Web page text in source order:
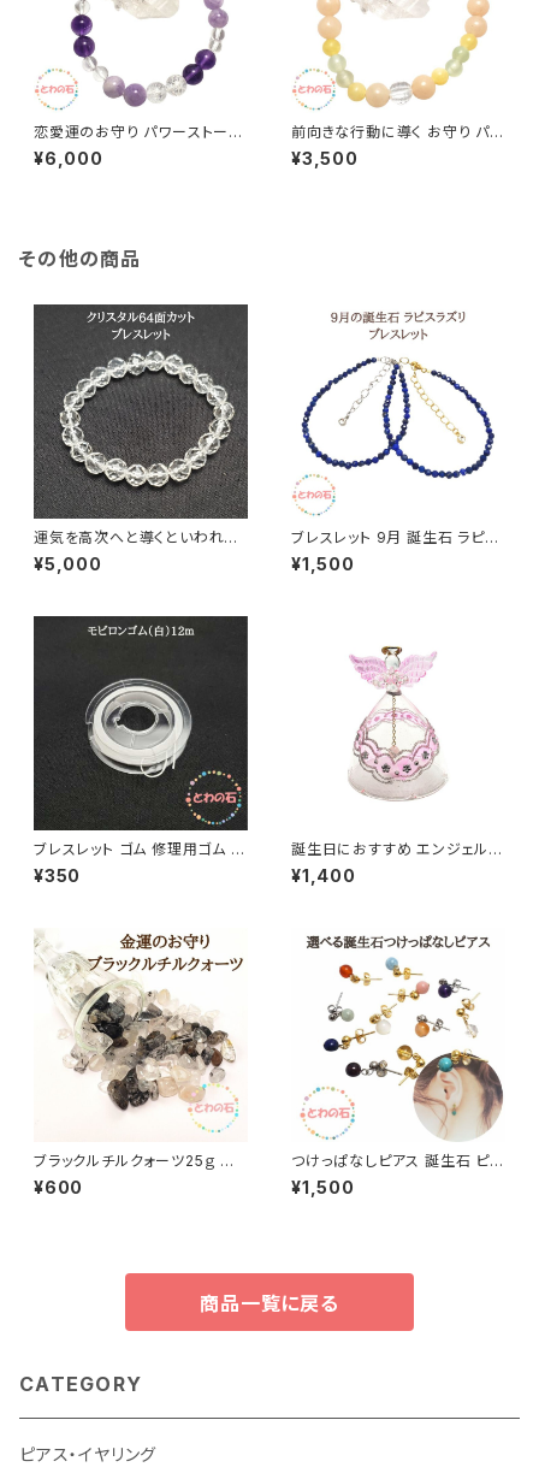
恋愛運のお守り パワーストーン
ブレスレット ムーンストーン ロ
ーズクォーツ ラベンダーアメジ
¥6,000
前向きな行動に導く お守り パワ
ーストーン ブレスレット アラゴ
ナイト サーペンチン ピーチアベ
¥3,500
その他の商品
運気を高次へと導くといわれる
パワーストーン ブレスレット 天
然石 水晶 クリスタル ブラジル
ント メール便 送料無料 占い師
¥5,000
ブレスレット 9月 誕生石 ラピス
ラズリ 小さな石 パワーストーン
ブレス 細身 3mm 天然石 レデ
ス アクセサリー
¥1,500
ブレスレット ゴム 修理用ゴム モ
ビロンゴム パワーストーン オペ
ロンゴム ホワイト 12m巻 薄型
¥350
誕生日におすすめ エンジェルパ
ワーストーンベル 天使 置物 ピ
ンク ローズクォーツ 恋愛運 美
¥1,400
ブラックルチルクォーツ25ｇ 金
運 仕事運 さざれ石 パワースト
ーン 黒色の石 針水晶 スピリチ
トデー アクセサリー
¥600
つけっぱなしピアス 誕生石 ピア
ス パワーストーン ゴールド シル
バー 天然石 ガーネット アメジ
ル シトリン ターコイズ アレルギ
リー
¥1,500
商品一覧に戻る
CATEGORY
ピアス・イヤリング